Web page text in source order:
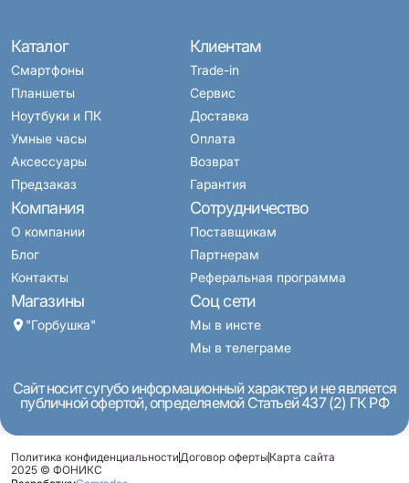
Каталог
Смартфоны
Планшеты
Ноутбуки и ПК
Умные часы
Аксессуары
Предзаказ
Клиентам
Trade-in
Сервис
Доставка
Оплата
Возврат
Гарантия
Компания
О компании
Блог
Контакты
Магазины
"Горбушка"
Сотрудничество
Поставщикам
Партнерам
Реферальная программа
Соц сети
Мы в инсте
Мы в телеграме
Сайт носит сугубо информационный характер и не является
публичной офертой, определяемой Статьей 437 (2) ГК РФ
Политика конфиденциальностиДоговор оферты Карта сайта
2025 © ФОНИКС